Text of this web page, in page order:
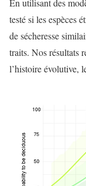
testé si les espèces
de sécheresse
traits. Nos résultats
l’histoire évolutive,